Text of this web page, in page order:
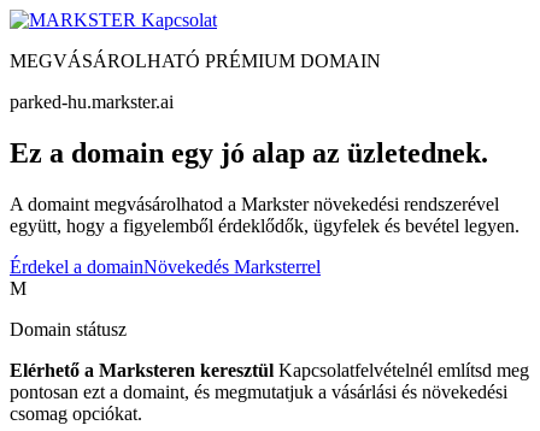
Kapcsolat
MEGVÁSÁROLHATÓ PRÉMIUM DOMAIN
parked-hu.markster.ai
Ez a domain egy jó alap az üzletednek.
A domaint megvásárolhatod a Markster növekedési rendszerével
együtt, hogy a figyelemből érdeklődők, ügyfelek és bevétel legyen.
Érdekel a domainNövekedés Marksterrel
M
Domain státusz
Elérhető a Marksteren keresztül Kapcsolatfelvételnél említsd meg
pontosan ezt a domaint, és megmutatjuk a vásárlási és növekedési
csomag opciókat.